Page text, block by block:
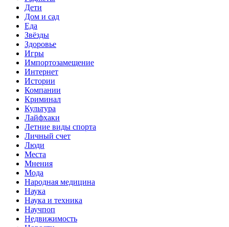
Дети
Дом и сад
Еда
Звёзды
Здоровье
Игры
Импортозамещение
Интернет
Истории
Компании
Криминал
Культура
Лайфхаки
Летние виды спорта
Личный счет
Люди
Места
Мнения
Мода
Народная медицина
Наука
Наука и техника
Научпоп
Недвижимость